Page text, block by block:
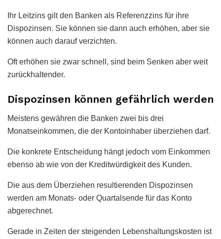
Ihr Leitzins gilt den Banken als Referenzzins für ihre
Dispozinsen. Sie können sie dann auch erhöhen, aber sie
können auch darauf verzichten.
Oft erhöhen sie zwar schnell, sind beim Senken aber weit
zurückhaltender.
Dispozinsen können gefährlich werden
Meistens gewähren die Banken zwei bis drei
Monatseinkommen, die der Kontoinhaber überziehen darf.
Die konkrete Entscheidung hängt jedoch vom Einkommen
ebenso ab wie von der Kreditwürdigkeit des Kunden.
Die aus dem Überziehen resultierenden Dispozinsen
werden am Monats- oder Quartalsende für das Konto
abgerechnet.
Gerade in Zeiten der steigenden Lebenshaltungskosten ist